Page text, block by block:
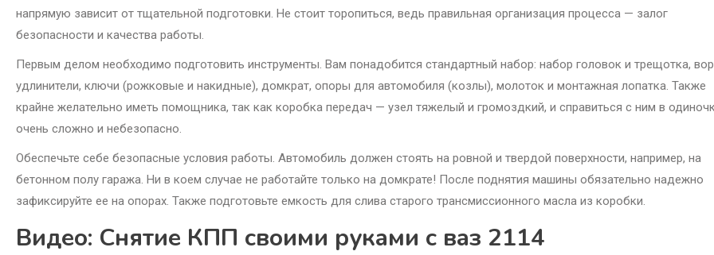
напрямую зависит от тщательной подготовки. Не стоит торопиться, ведь правильная организация процесса — залог
безопасности и качества работы.
Первым делом необходимо подготовить инструменты. Вам понадобится стандартный набор: набор головок и трещотка,
удлинители, ключи (рожковые и накидные), домкрат, опоры для автомобиля (козлы), молоток и монтажная лопатка. Также
крайне желательно иметь помощника, так как коробка передач — узел тяжелый и громоздкий, и справиться с ним в
очень сложно и небезопасно.
Обеспечьте себе безопасные условия работы. Автомобиль должен стоять на ровной и твердой поверхности, например, на
бетонном полу гаража. Ни в коем случае не работайте только на домкрате! После поднятия машины обязательно надежно
зафиксируйте ее на опорах. Также подготовьте емкость для слива старого трансмиссионного масла из коробки.
Видео: Снятие КПП своими руками с ваз 2114